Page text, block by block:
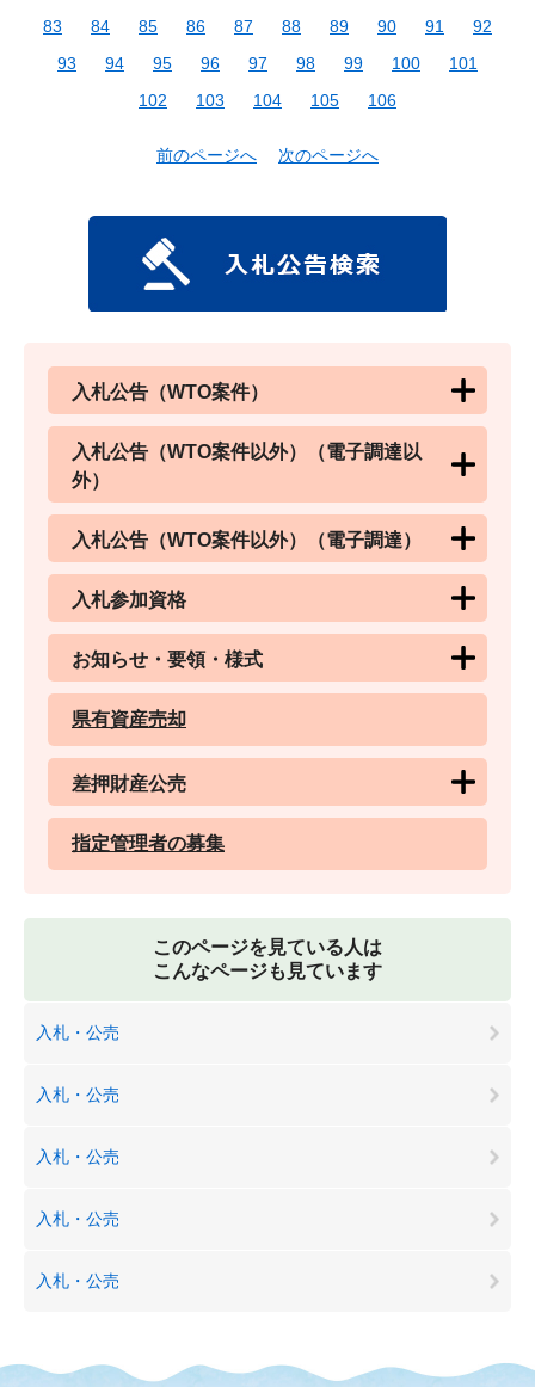
83
84 85 86 87 88 89 90 91
92
93
94 95 96 97 98 99 100
101
102
103 104 105 106
前のページへ 次のページへ
入札公告（WTO案件）
入札公告（WTO案件以外）（電子調達以
外）
入札公告（WTO案件以外）（電子調達）
入札参加資格
お知らせ・要領・様式
県有資産売却
差押財産公売
指定管理者の募集
このページを見ている人は
こんなページも見ています
入札・公売
入札・公売
入札・公売
入札・公売
入札・公売